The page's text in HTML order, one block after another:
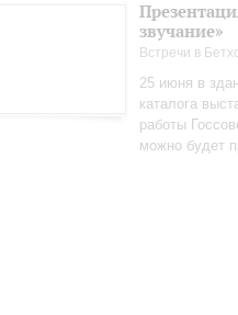
звучание»
Встречи в
25 июня в
каталога
работы
можно будет